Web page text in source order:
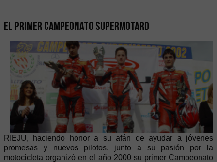
El primer campeonato Supermotard
RIEJU, haciendo honor a su afán de ayudar a jóvenes
promesas y nuevos pilotos, junto a su pasión por la
motocicleta organizó en el año 2000 su primer Campeonato